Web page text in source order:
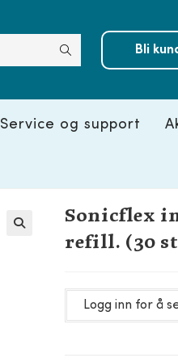
Bli
Service og support
Sonicflex
refill. (30
Logg inn for å